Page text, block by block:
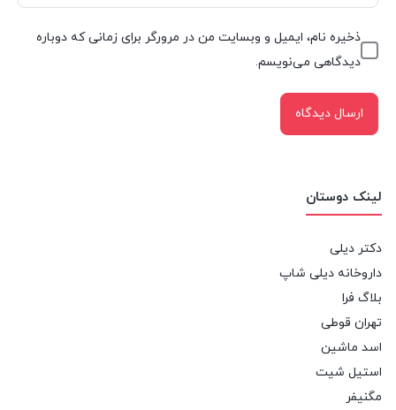
لینک دوستان
دکتر دیلی
داروخانه دیلی شاپ
بلاگ فرا
تهران قوطی
اسد ماشین
استیل شیت
مگنیفر
ذخیره نام، ایمیل و وبسایت من در مرورگر برای زمانی که دوباره
دیدگاهی می‌نویسم.